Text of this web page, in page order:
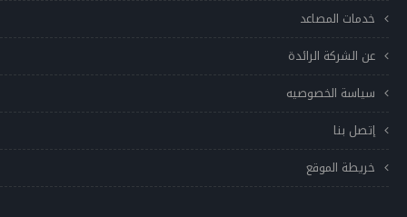
خدمات المصاعد
عن الشركة الرائدة
سياسة الخصوصيه
إتصل بنا
خريطة الموقع